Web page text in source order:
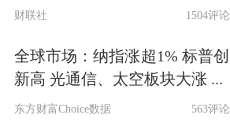
财联社 1504评论
全球市场：纳指涨超1% 标普创
新高 光通信、太空板块大涨 ...
东方财富Choice数据 563评论